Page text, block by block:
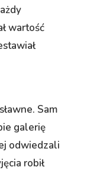
wartość
Sam
galerię
odwiedzali
robił